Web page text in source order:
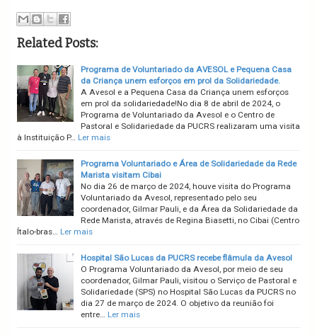
Related Posts:
Programa de Voluntariado da AVESOL e Pequena Casa
da Criança unem esforços em prol da Solidariedade.
A Avesol e a Pequena Casa da Criança unem esforços
em prol da solidariedade!No dia 8 de abril de 2024, o
Programa de Voluntariado da Avesol e o Centro de
Pastoral e Solidariedade da PUCRS realizaram uma visita
à Instituição P… Ler mais
Programa Voluntariado e Área de Solidariedade da Rede
Marista visitam Cibai
No dia 26 de março de 2024, houve visita do Programa
Voluntariado da Avesol, representado pelo seu
coordenador, Gilmar Pauli, e da Área da Solidariedade da
Rede Marista, através de Regina Biasetti, no Cibai (Centro
Ítalo-bras… Ler mais
Hospital São Lucas da PUCRS recebe flâmula da Avesol
O Programa Voluntariado da Avesol, por meio de seu
coordenador, Gilmar Pauli, visitou o Serviço de Pastoral e
Solidariedade (SPS) no Hospital São Lucas da PUCRS no
dia 27 de março de 2024. O objetivo da reunião foi
entre… Ler mais